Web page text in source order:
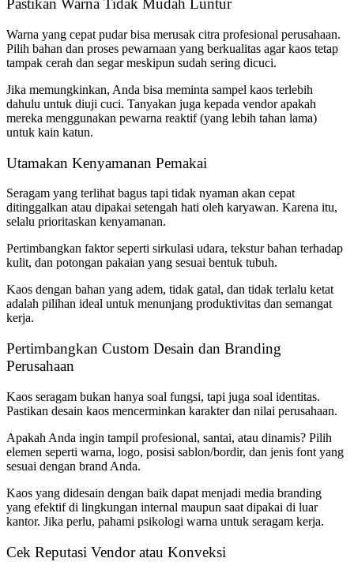
Pastikan Warna Tidak Mudah Luntur
Warna yang cepat pudar bisa merusak citra profesional perusahaan.
Pilih bahan dan proses pewarnaan yang berkualitas agar kaos tetap
tampak cerah dan segar meskipun sudah sering dicuci.
Jika memungkinkan, Anda bisa meminta sampel kaos terlebih
dahulu untuk diuji cuci. Tanyakan juga kepada vendor apakah
mereka menggunakan pewarna reaktif (yang lebih tahan lama)
untuk kain katun.
Utamakan Kenyamanan Pemakai
Seragam yang terlihat bagus tapi tidak nyaman akan cepat
ditinggalkan atau dipakai setengah hati oleh karyawan. Karena itu,
selalu prioritaskan kenyamanan.
Pertimbangkan faktor seperti sirkulasi udara, tekstur bahan terhadap
kulit, dan potongan pakaian yang sesuai bentuk tubuh.
Kaos dengan bahan yang adem, tidak gatal, dan tidak terlalu ketat
adalah pilihan ideal untuk menunjang produktivitas dan semangat
kerja.
Pertimbangkan Custom Desain dan Branding
Perusahaan
Kaos seragam bukan hanya soal fungsi, tapi juga soal identitas.
Pastikan desain kaos mencerminkan karakter dan nilai perusahaan.
Apakah Anda ingin tampil profesional, santai, atau dinamis? Pilih
elemen seperti warna, logo, posisi sablon/bordir, dan jenis font yang
sesuai dengan brand Anda.
Kaos yang didesain dengan baik dapat menjadi media branding
yang efektif di lingkungan internal maupun saat dipakai di luar
kantor. Jika perlu, pahami psikologi warna untuk seragam kerja.
Cek Reputasi Vendor atau Konveksi